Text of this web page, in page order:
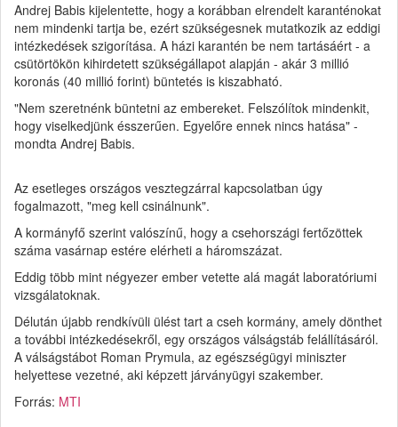
Andrej Babis kijelentette, hogy a korábban elrendelt karanténokat
nem mindenki tartja be, ezért szükségesnek mutatkozik az eddigi
intézkedések szigorítása. A házi karantén be nem tartásáért - a
csütörtökön kihirdetett szükségállapot alapján - akár 3 millió
koronás (40 millió forint) büntetés is kiszabható.
"Nem szeretnénk büntetni az embereket. Felszólítok mindenkit,
hogy viselkedjünk ésszerűen. Egyelőre ennek nincs hatása" -
mondta Andrej Babis.
Az esetleges országos vesztegzárral kapcsolatban úgy
fogalmazott, "meg kell csinálnunk".
A kormányfő szerint valószínű, hogy a csehországi fertőzöttek
száma vasárnap estére elérheti a háromszázat.
Eddig több mint négyezer ember vetette alá magát laboratóriumi
vizsgálatoknak.
Délután újabb rendkívüli ülést tart a cseh kormány, amely dönthet
a további intézkedésekről, egy országos válságstáb felállításáról.
A válságstábot Roman Prymula, az egészségügyi miniszter
helyettese vezetné, aki képzett járványügyi szakember.
Forrás: MTI